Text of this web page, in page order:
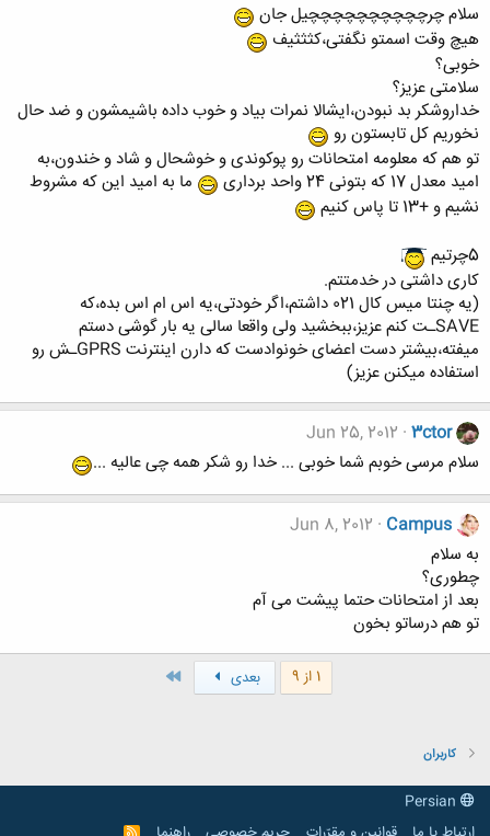
سلام چرچچچچچچچچچچیل جان
هیچ وقت اسمتو نگفتی،کثثثیف
خوبی؟
سلامتی عزیز؟
خداروشکر بد نبودن،ایشالا نمرات بیاد و خوب داده باشیمشون و ضد حال
نخوریم کل تابستون رو
تو هم که معلومه امتحانات رو پوکوندی و خوشحال و شاد و خندون،به
امید معدل 17 که بتونی 24 واحد برداری
ما به امید این که مشروط
نشیم و +13 تا پاس کنیم
5چرتیم
کاری داشتی در خدمتتم.
(یه چنتا میس کال 021 داشتم،اگر خودتی،یه اس ام اس بده،که
SAVEـت کنم عزیز،ببخشید ولی واقعا سالی یه بار گوشی دستم
میفته،بیشتر دست اعضای خونوادست که دارن اینترنت GPRSـش رو
استفاده میکنن عزیز)
3ctor
Jun 25, 2012
سلام مرسی خوبم شما خوبی ... خدا رو شکر همه چی عالیه ...
Campus
Jun 8, 2012
به سلام
چطوری؟
بعد از امتحانات حتما پیشت می آم
تو هم درساتو بخون
1 از 9 بعدی
کاربران
R